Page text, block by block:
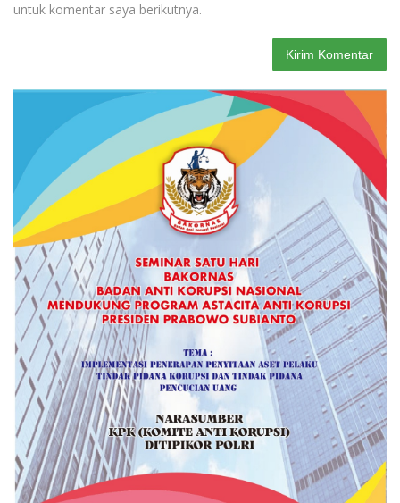
untuk komentar saya berikutnya.